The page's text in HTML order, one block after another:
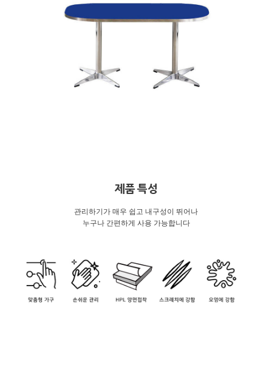
제품 특성
관리하기가 매우 쉽고 내구성이 뛰어나
누구나 간편하게 사용 가능합니다